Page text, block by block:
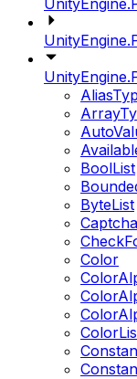
BoolList
ByteList
Color